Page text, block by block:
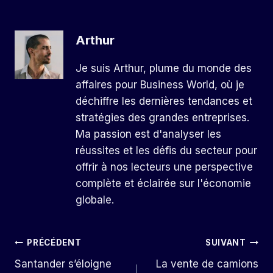
Arthur
Je suis Arthur, plume du monde des
affaires pour Business World, où je
déchiffre les dernières tendances et
stratégies des grandes entreprises.
Ma passion est d'analyser les
réussites et les défis du secteur pour
offrir à nos lecteurs une perspective
complète et éclairée sur l'économie
globale.
Navigation
PRÉCÉDENT
Santander s’éloigne
SUIVANT
La vente de camions